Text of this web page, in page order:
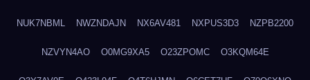
NUK7NBML NWZNDAJN NX6AV481 NXPUS3D3 NZPB2200
NZVYN4AO O0MG9XA5 O23ZPOMC O3KQM64E